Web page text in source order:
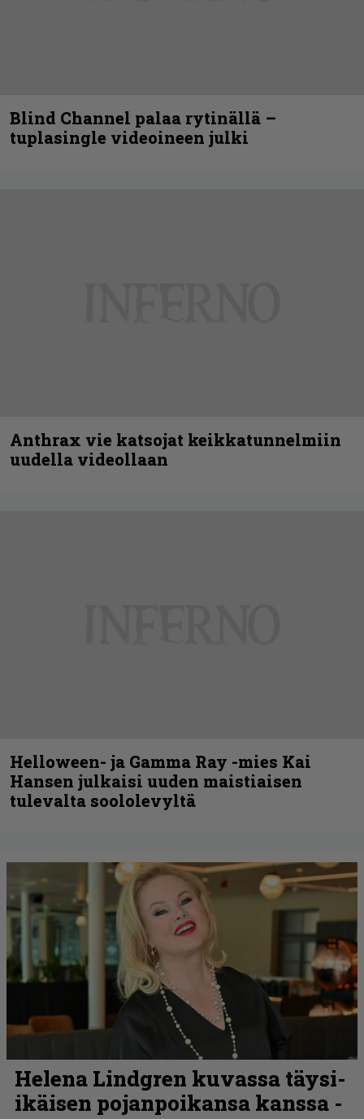
Blind Channel palaa rytinällä –
tuplasingle videoineen julki
Anthrax vie katsojat keikkatunnelmiin
uudella videollaan
Helloween- ja Gamma Ray -mies Kai
Hansen julkaisi uuden maistiaisen
tulevalta soololevyltä